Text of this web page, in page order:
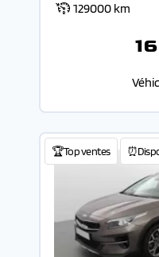
129000 km
🏆Top ventes